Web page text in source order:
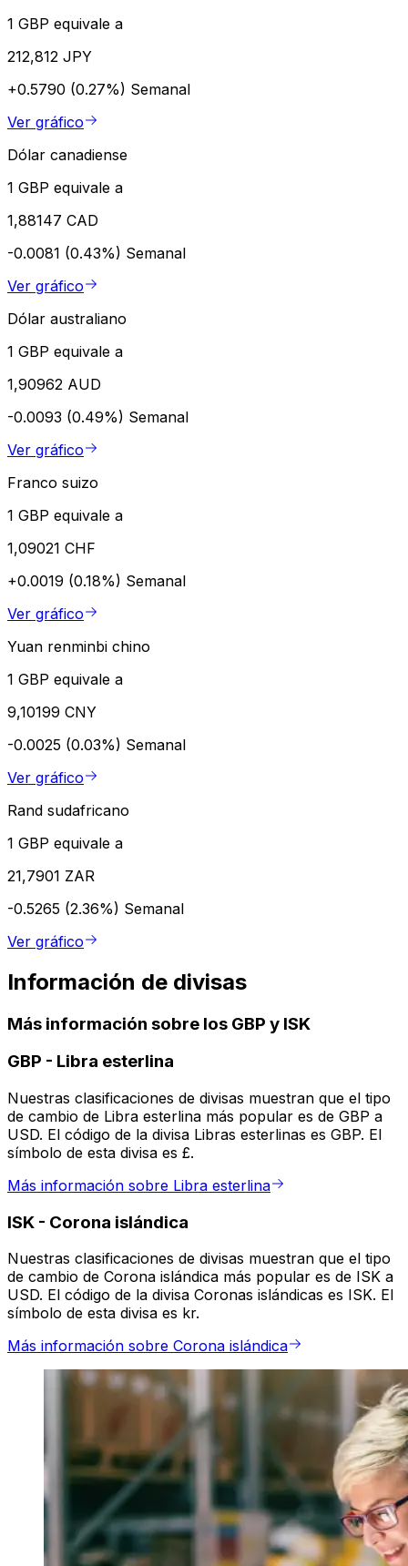
1 GBP equivale a
212,812 JPY
+0.5790 (0.27%) Semanal
Ver gráfico
Dólar canadiense
1 GBP equivale a
1,88147 CAD
-0.0081 (0.43%) Semanal
Ver gráfico
Dólar australiano
1 GBP equivale a
1,90962 AUD
-0.0093 (0.49%) Semanal
Ver gráfico
Franco suizo
1 GBP equivale a
1,09021 CHF
+0.0019 (0.18%) Semanal
Ver gráfico
Yuan renminbi chino
1 GBP equivale a
9,10199 CNY
-0.0025 (0.03%) Semanal
Ver gráfico
Rand sudafricano
1 GBP equivale a
21,7901 ZAR
-0.5265 (2.36%) Semanal
Ver gráfico
Información de divisas
Más información sobre los GBP y ISK
GBP - Libra esterlina
Nuestras clasificaciones de divisas muestran que el tipo
de cambio de Libra esterlina más popular es de GBP a
USD. El código de la divisa Libras esterlinas es GBP. El
símbolo de esta divisa es £.
Más información sobre Libra esterlina
ISK - Corona islándica
Nuestras clasificaciones de divisas muestran que el tipo
de cambio de Corona islándica más popular es de ISK a
USD. El código de la divisa Coronas islándicas es ISK. El
símbolo de esta divisa es kr.
Más información sobre Corona islándica